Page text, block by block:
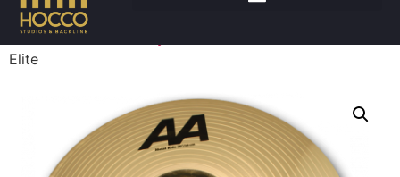
Accueil/Batteries
Elite